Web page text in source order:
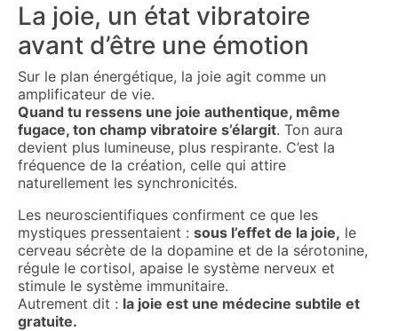
La joie, un état vibratoire
avant d’être une émotion
Sur le plan énergétique, la joie agit comme un
amplificateur de vie.
Quand tu ressens une joie authentique, même
fugace, ton champ vibratoire s’élargit. Ton aura
devient plus lumineuse, plus respirante. C’est la
fréquence de la création, celle qui attire
naturellement les synchronicités.
Les neuroscientifiques confirment ce que les
mystiques pressentaient : sous l’effet de la joie, le
cerveau sécrète de la dopamine et de la sérotonine,
régule le cortisol, apaise le système nerveux et
stimule le système immunitaire.
Autrement dit : la joie est une médecine subtile et
gratuite.